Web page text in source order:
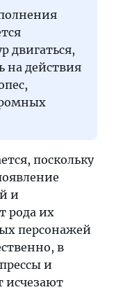
двигаться,
на действия
поскольку
и
рода их
персонажей
в
и
исчезают